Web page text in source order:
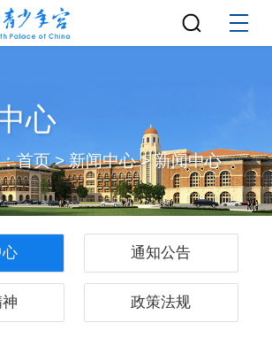
心
首页>新闻中心>新闻中心
通知公告
政策法规